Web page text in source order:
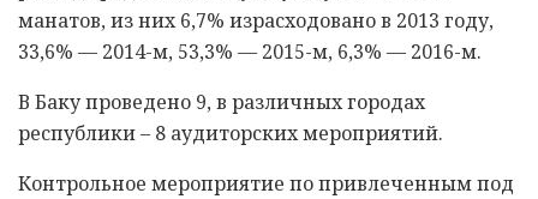
манатов, из них 6,7% израсходовано в 2013 году,
33,6% — 2014-м, 53,3% — 2015-м, 6,3% — 2016-м.
В Баку проведено 9, в различных городах
республики – 8 аудиторских мероприятий.
Контрольное мероприятие по привлеченным под